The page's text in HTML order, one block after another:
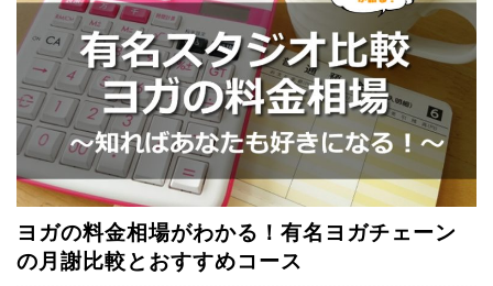
ヨガの料金相場がわかる！有名ヨガチェーン
の月謝比較とおすすめコース